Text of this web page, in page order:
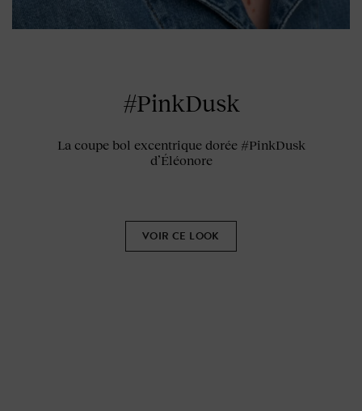
#PinkDusk
La coupe bol excentrique dorée #PinkDusk
d’Éléonore
VOIR CE LOOK